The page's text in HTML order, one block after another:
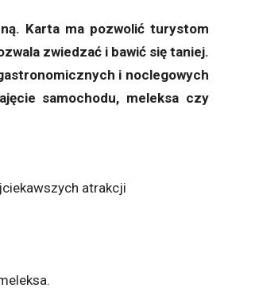
Karta ma pozwolić turystom
zwiedzać i bawić się taniej.
i noclegowych
samochodu, meleksa czy
atrakcji